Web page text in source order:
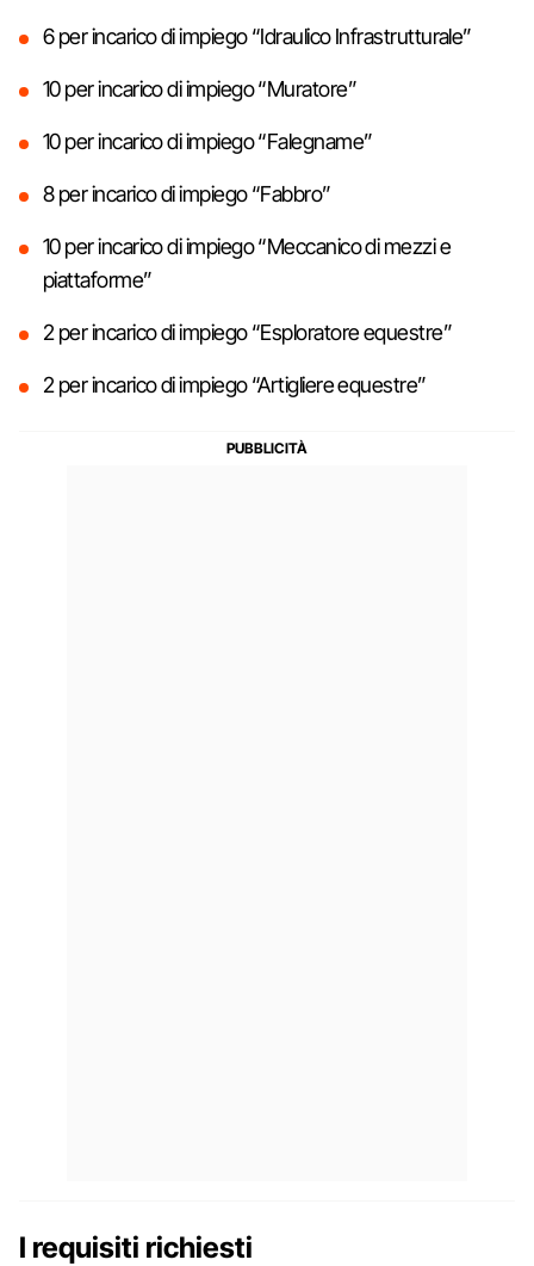
6 per incarico di impiego “Idraulico Infrastrutturale”
10 per incarico di impiego “Muratore”
10 per incarico di impiego “Falegname”
8 per incarico di impiego “Fabbro”
10 per incarico di impiego “Meccanico di mezzi e
piattaforme”
2 per incarico di impiego “Esploratore equestre”
2 per incarico di impiego “Artigliere equestre”
I requisiti richiesti